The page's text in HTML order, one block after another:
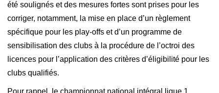
été soulignés et des mesures fortes sont prises pour les
corriger, notamment, la mise en place d’un règlement
spécifique pour les play-offs et d’un programme de
sensibilisation des clubs à la procédure de l’octroi des
licences pour l’application des critères d’éligibilité pour les
clubs qualifiés.
Pour rappel, le championnat national intégral ligue 1